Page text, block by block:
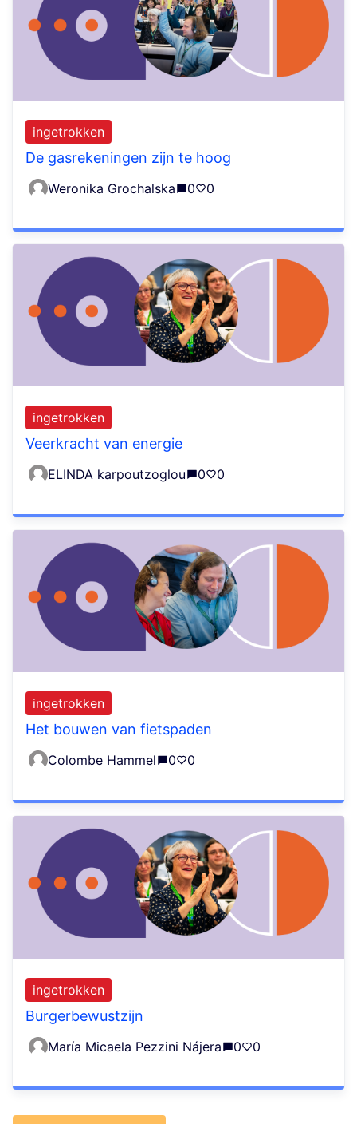
De gasrekeningen zijn te hoog
ingetrokken
Weronika Grochalska 0 0
Veerkracht van energie
ingetrokken
ELINDA karpoutzoglou 0 0
Het bouwen van fietspaden
ingetrokken
Colombe Hammel 0 0
Burgerbewustzijn
ingetrokken
María Micaela Pezzini Nájera 0 0